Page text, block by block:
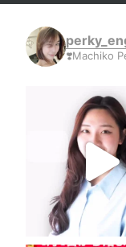
❣️Machiko